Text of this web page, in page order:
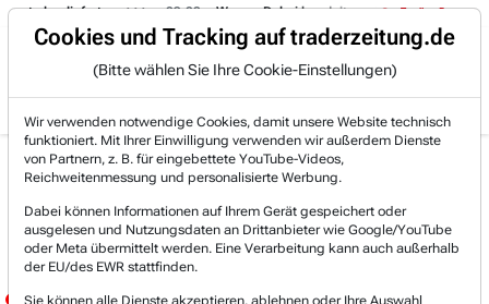
Trading-Room
abgeliefert. 09:08 - Wynxx: Dabei handelt es sich um eine
Gratis Account Login
Live-Trading-
Research
Dienstag, 12.05. 13:23 Uhr
Cookies und Tracking auf traderzeitung.de
(Bitte wählen Sie Ihre Cookie-Einstellungen)
Wir verwenden notwendige Cookies, damit unsere Website technisch
funktioniert. Mit Ihrer Einwilligung verwenden wir außerdem Dienste
von Partnern, z. B. für eingebettete YouTube-Videos,
Reichweitenmessung und personalisierte Werbung.
Dabei können Informationen auf Ihrem Gerät gespeichert oder
ausgelesen und Nutzungsdaten an Drittanbieter wie Google/YouTube
oder Meta übermittelt werden. Eine Verarbeitung kann auch außerhalb
der EU/des EWR stattfinden.
Sie können alle Dienste akzeptieren, ablehnen oder Ihre Auswahl